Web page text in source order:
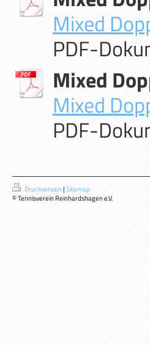
Mixed
PDF-
Mixed
Mixed
PDF-
Druckversion|Sitemap
© Tennisverein Reinhardshagen e.V.